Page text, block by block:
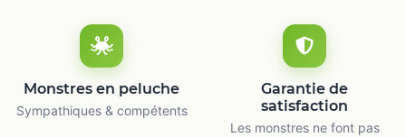
Monstres en peluche
Sympathiques & compétents
Garantie de
satisfaction
Les monstres ne font pas